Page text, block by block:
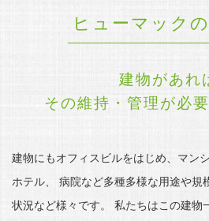
ヒューマック
建物があれ
その維持・管理が必
建物にもオフィスビルをはじめ、マン
ホテル、
病院など多種多様な用途や規
状況など様々です。
私たちはこの建物